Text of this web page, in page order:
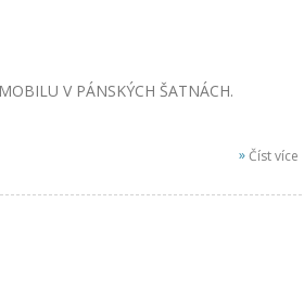
V PÁNSKÝCH ŠATNÁCH.
»Číst více